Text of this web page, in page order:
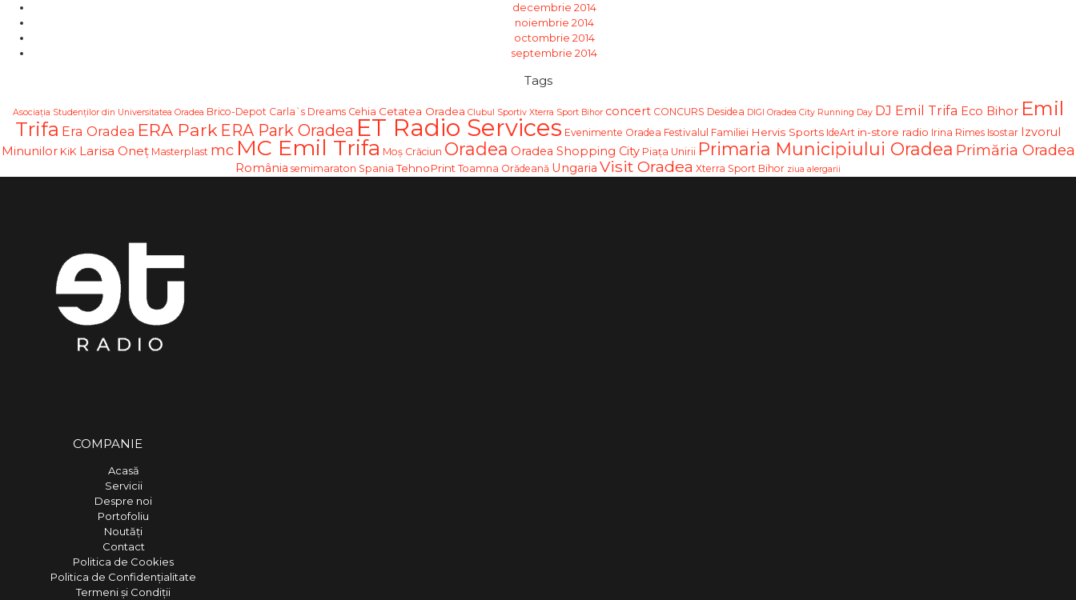
decembrie 2014
noiembrie 2014
octombrie 2014
septembrie 2014
Tags
Asociația Studenților din Universitatea Oradea Brico-Depot Carla`s Dreams Cehia Cetatea Oradea Clubul Sportiv Xterra Sport Bihor concert CONCURS Desidea DIGI Oradea City Running Day DJ Emil Trifa Eco Bihor Emil
Trifa Era Oradea ERA Park ERA Park Oradea ET Radio Services Evenimente Oradea Festivalul Familiei Hervis Sports IdeArt in-store radio Irina Rimes Isostar Izvorul
Minunilor KiK Larisa Oneț Masterplast mc MC Emil Trifa Moş Crăciun Oradea Oradea Shopping City Piața Unirii Primaria Municipiului Oradea Primăria Oradea
România semimaraton Spania TehnoPrint Toamna Orădeană Ungaria Visit Oradea Xterra Sport Bihor ziua alergarii
COMPANIE
Acasă
Servicii
Despre noi
Portofoliu
Noutăți
Contact
Politica de Cookies
Politica de Confidențialitate
Termeni și Condiții